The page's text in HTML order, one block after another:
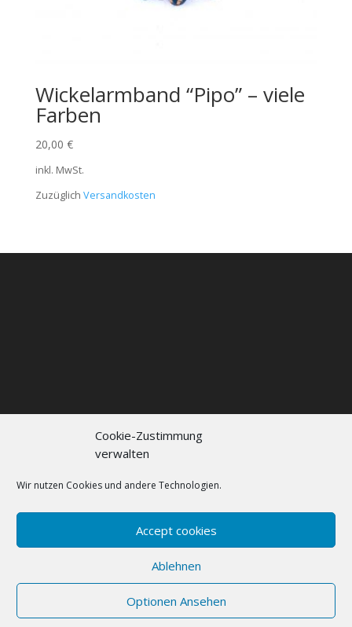
Cookie-Zustimmung
verwalten
Wir nutzen Cookies und andere Technologien.
Accept cookies
Ablehnen
Optionen Ansehen
Wickelarmband “Pipo” – viele
Farben
20,00 €
inkl. MwSt.
Zuzüglich Versandkosten
Kontakt
Datenschutzerklärung
Cookie policy (EU)
Elegant Themes
WordPress